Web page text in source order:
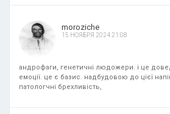
moroziche
15 НОЯБРЯ 2024 21:08
андрофаги, генетичні людожери. і це
емоції. це є базис. надбудовою до цієї
патологчні брехливість,